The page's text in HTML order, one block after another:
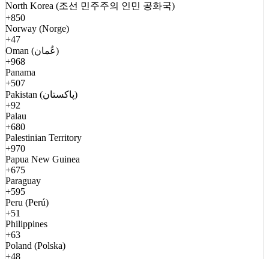
North Korea (조선 민주주의 인민 공화국)
+850
Norway (Norge)
+47
Oman (عُمان)
+968
Panama
+507
Pakistan (پاکستان)
+92
Palau
+680
Palestinian Territory
+970
Papua New Guinea
+675
Paraguay
+595
Peru (Perú)
+51
Philippines
+63
Poland (Polska)
+48